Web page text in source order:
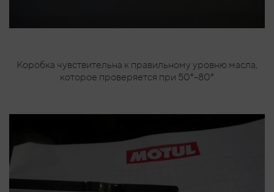
Коробка чувствительна к правильному уровню масла,
которое проверяется при 50°-80°